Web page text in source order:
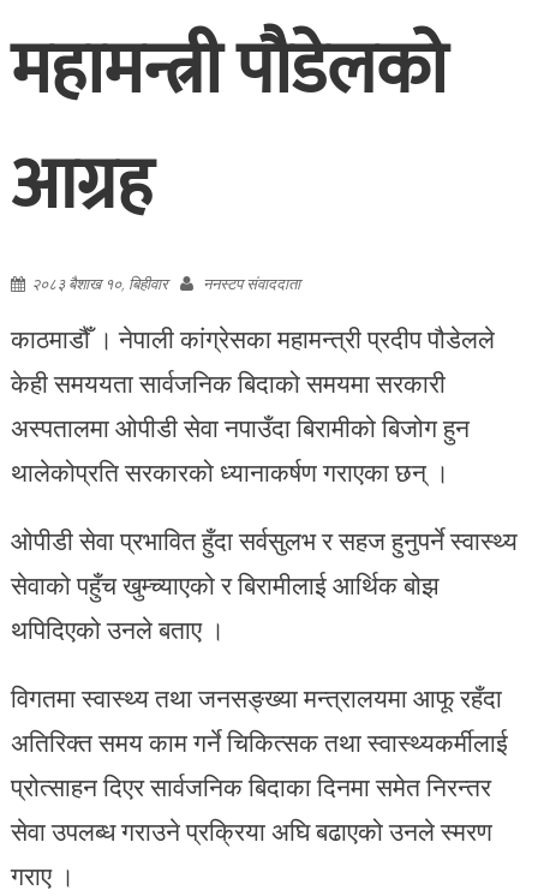
महामन्त्री पौडेलको
आग्रह
२०८३ बैशाख १०, बिहीवार ननस्टप संवाददाता
काठमाडौँ । नेपाली कांग्रेसका महामन्त्री प्रदीप पौडेलले
केही समययता सार्वजनिक बिदाको समयमा सरकारी
अस्पतालमा ओपीडी सेवा नपाउँदा बिरामीको बिजोग हुन
थालेकोप्रति सरकारको ध्यानाकर्षण गराएका छन् ।
ओपीडी सेवा प्रभावित हुँदा सर्वसुलभ र सहज हुनुपर्ने स्वास्थ्य
सेवाको पहुँच खुम्च्याएको र बिरामीलाई आर्थिक बोझ
थपिदिएको उनले बताए ।
विगतमा स्वास्थ्य तथा जनसङ्ख्या मन्त्रालयमा आफू रहँदा
अतिरिक्त समय काम गर्ने चिकित्सक तथा स्वास्थ्यकर्मीलाई
प्रोत्साहन दिएर सार्वजनिक बिदाका दिनमा समेत निरन्तर
सेवा उपलब्ध गराउने प्रक्रिया अघि बढाएको उनले स्मरण
गराए ।